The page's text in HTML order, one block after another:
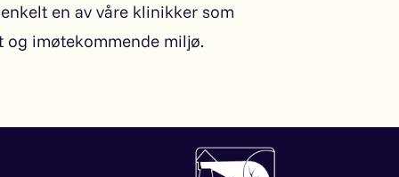
en av våre klinikker som
og imøtekommende miljø.